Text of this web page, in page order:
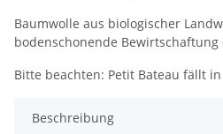
Baumwolle aus biologischer
bodenschonende Bewirtschaftung
Bitte beachten: Petit Bateau fällt
Beschreibung